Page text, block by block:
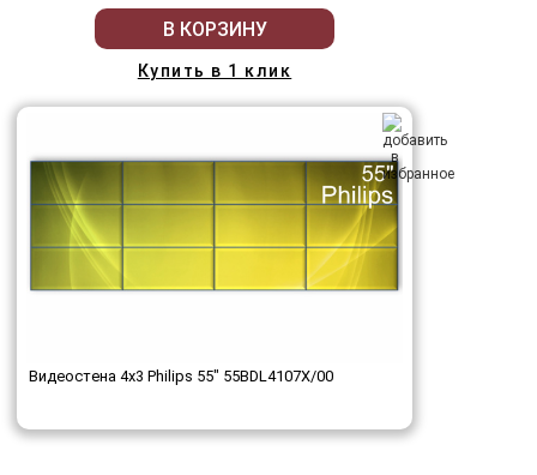
В КОРЗИНУ
Купить в 1 клик
Видеостена 4x3 Philips 55" 55BDL4107X/00